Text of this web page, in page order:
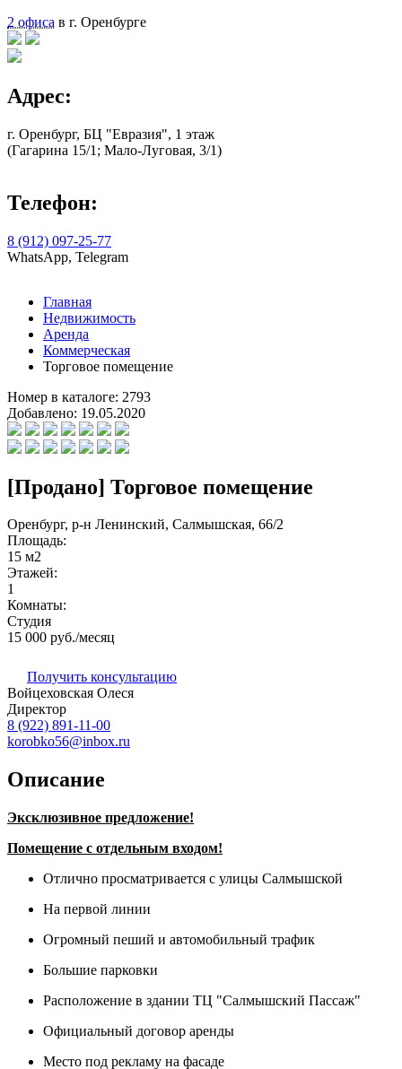
2 офиса в г. Оренбурге
Адрес:
г. Оренбург, БЦ "Евразия", 1 этаж
(Гагарина 15/1; Мало-Луговая, 3/1)
Телефон:
8 (912) 097-25-77
WhatsApp, Telegram
Главная
Недвижимость
Аренда
Коммерческая
Торговое помещение
Номер в каталоге: 2793
Добавлено: 19.05.2020
[Продано] Торговое помещение
Оренбург, р-н Ленинский, Салмышская, 66/2
Площадь:
15 м2
Этажей:
1
Комнаты:
Студия
15 000 руб./месяц
Получить консультацию
Войцеховская Олеся
Директор
8 (922) 891-11-00
korobko56@inbox.ru
Описание
Эксклюзивное предложение!
Помещение с отдельным входом!
Отлично просматривается с улицы Салмышской
На первой линии
Огромный пеший и автомобильный трафик
Большие парковки
Расположение в здании ТЦ "Салмышский Пассаж"
Официальный договор аренды
Место под рекламу на фасаде